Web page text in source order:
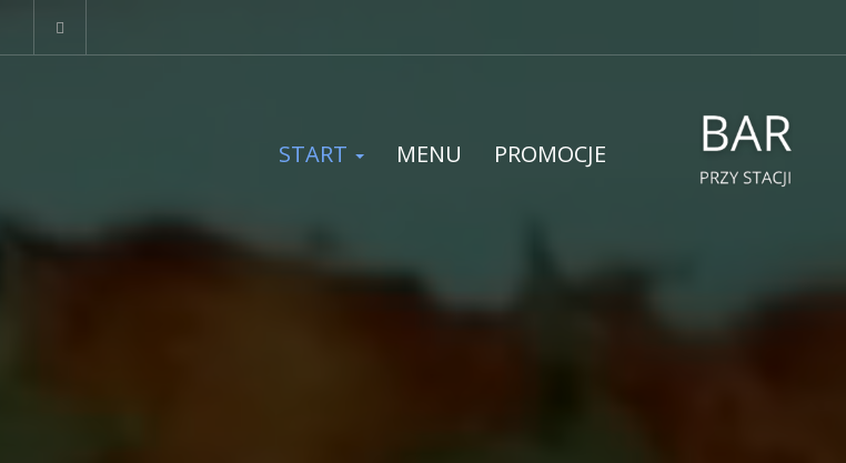
START MENU PROMOCJE